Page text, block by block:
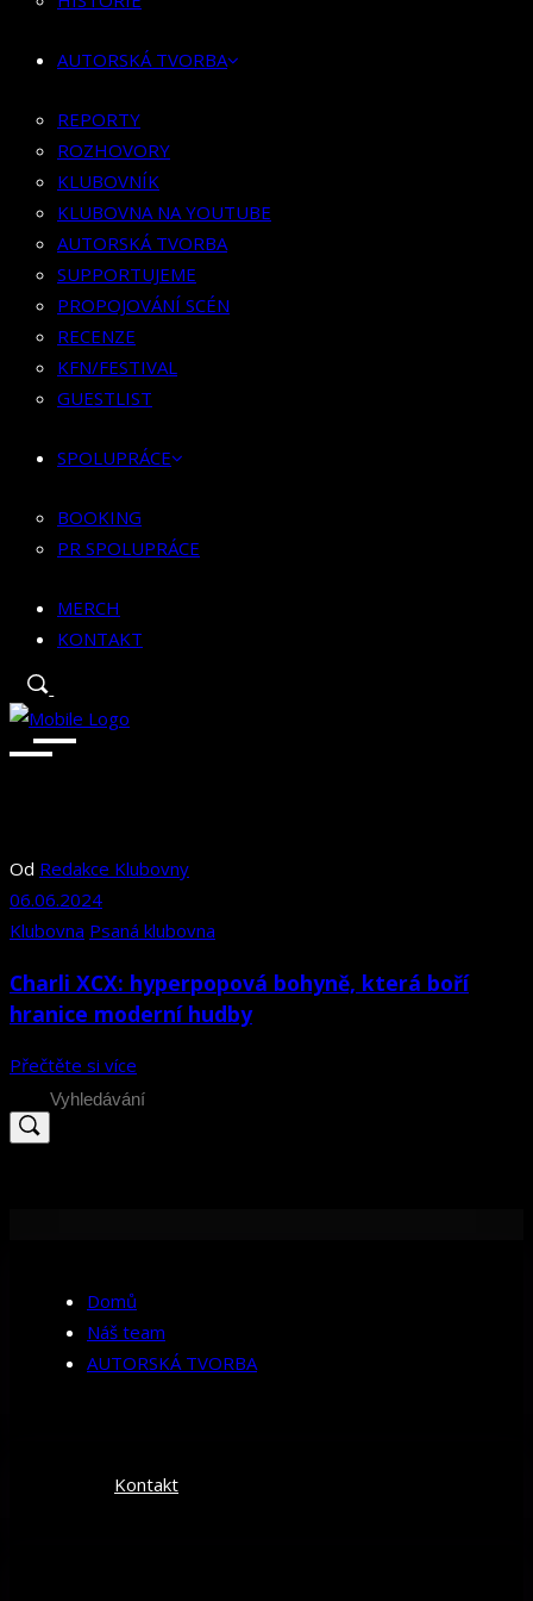
KLUBOVNA NA YOUTUBE
SUPPORTUJEME
PROPOJOVÁNÍ SCÉN
RECENZE
KFN/FESTIVAL
GUESTLIST
SPOLUPRÁCE
BOOKING
PR SPOLUPRÁCE
MERCH
AUTORSKÁ TVORBA
REPORTY
ROZHOVORY
KLUBOVNÍK
KLUBOVNA NA YOUTUBE
AUTORSKÁ TVORBA
SUPPORTUJEME
PROPOJOVÁNÍ SCÉN
RECENZE
KFN/FESTIVAL
GUESTLIST
SPOLUPRÁCE
BOOKING
PR SPOLUPRÁCE
MERCH
KONTAKT
Od Redakce Klubovny
06.06.2024
Klubovna Psaná klubovna
Charli XCX: hyperpopová bohyně, která boří
hranice moderní hudby
Přečtěte si více
Search
for:
Domů
Náš team
AUTORSKÁ TVORBA
Kontakt